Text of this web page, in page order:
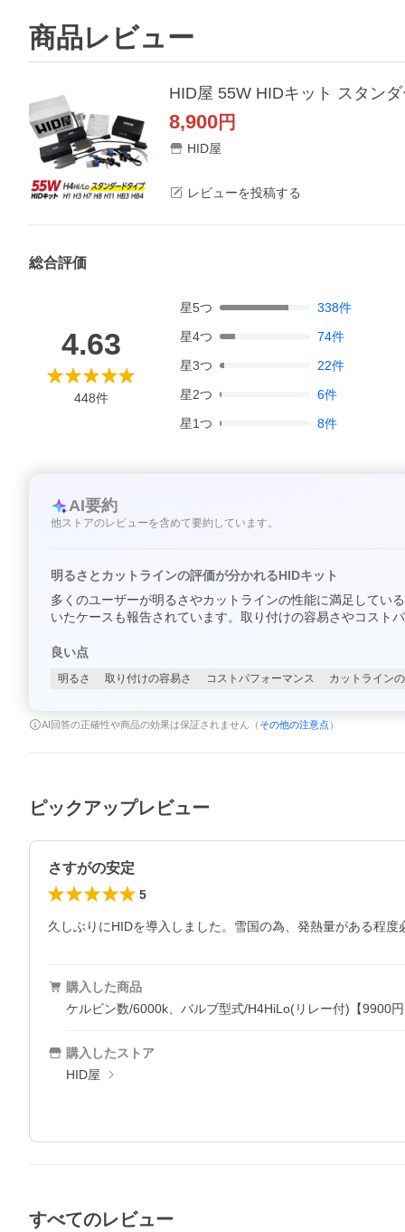
商品レビュー
8,900円
HID屋
レビューを投稿する
総合評価
4.63
448件
星5つ 338件
星4つ 74件
星3つ 22件
星2つ 6件
星1つ 8件
AI要約
他ストアのレビューを含めて要約しています。
明るさとカットラインの評価が分かれるHIDキット
多くのユーザーが明るさやカットラインの性能に満足してい
いたケースも報告されています。取り付けの容易さやコスト
良い点
明るさ 取り付けの容易さ コストパフォーマンス カットライン
AI回答の正確性や商品の効果は保証されません（ その他の注意点 ）
ピックアップレビュー
さすがの安定
5
久しぶりにHIDを導入しました。雪国の為、発熱量がある程
購入した商品
ケルビン数/6000k、バルブ型式/H4HiLo(リレー付)【9900
購入したストア
HID屋
すべてのレビュー